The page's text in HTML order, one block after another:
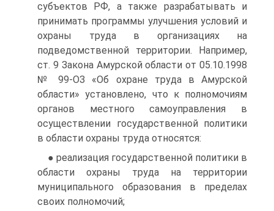
субъектов РФ, а также разрабатывать и
принимать программы улучшения условий и
охраны труда в организациях на
подведомственной территории. Например,
ст. 9 Закона Амурской области от 05.10.1998
№ 99-ОЗ «Об охране труда в Амурской
области» установлено, что к полномочиям
органов местного самоуправления в
осуществлении государственной политики
в области охраны труда относятся:
● реализация государственной политики в
области охраны труда на территории
муниципального образования в пределах
своих полномочий;